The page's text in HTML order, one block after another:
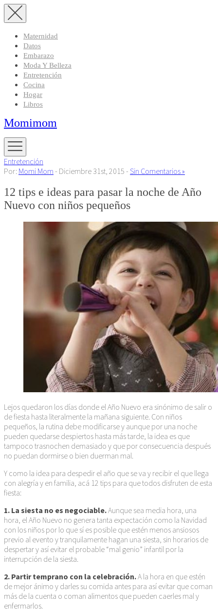
Maternidad
Datos
Embarazo
Moda Y Belleza
Entretención
Cocina
Hogar
Libros
Momimom
Entretención
Por: Momi Mom - Diciembre 31st, 2015 - Sin Comentarios »
12 tips e ideas para pasar la noche de Año
Nuevo con niños pequeños
Lejos quedaron los días donde el Año Nuevo era sinónimo de salir o
de fiesta hasta literalmente la mañana siguiente. Con niños
pequeños, la rutina debe modificarse y aunque por una noche
pueden quedarse despiertos hasta más tarde, la idea es que
tampoco trasnochen demasiado y que por consecuencia después
no puedan dormirse o bien duerman mal.
Y como la idea para despedir el año que se va y recibir el que llega
con alegría y en familia, acá 12 tips para que todos disfruten de esta
fiesta:
1. La siesta no es negociable.Aunque sea media hora, una
hora, el Año Nuevo no genera tanta expectación como la Navidad
con los niños por lo que sí es posible que estén menos ansiosos
previo al evento y tranquilamente hagan una siesta, sin horarios de
despertar y así evitar el probable “mal genio” infantil por la
interrupción de la siesta.
2. Partir temprano con la celebración.A la hora en que estén
de mejor ánimo y darles su comida antes para así evitar que coman
más de la cuenta o coman alimentos que pueden caerles mal y
enfermarlos.